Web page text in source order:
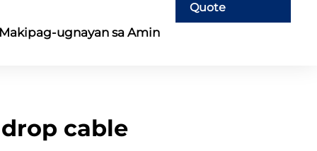
Makipag-ugnayan sa Amin
Quote
cable